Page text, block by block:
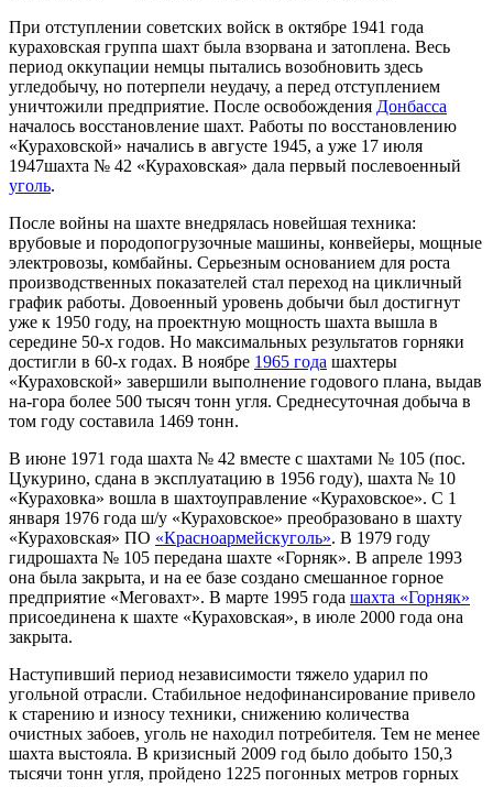
При отступлении советских войск в октябре 1941 года
кураховская группа шахт была взорвана и затоплена. Весь
период оккупации немцы пытались возобновить здесь
угледобычу, но потерпели неудачу, а перед отступлением
уничтожили предприятие. После освобождения Донбасса
началось восстановление шахт. Работы по восстановлению
«Кураховской» начались в августе 1945, а уже 17 июля
1947шахта № 42 «Кураховская» дала первый послевоенный
уголь.
После войны на шахте внедрялась новейшая техника:
врубовые и породопогрузочные машины, конвейеры, мощные
электровозы, комбайны. Серьезным основанием для роста
производственных показателей стал переход на цикличный
график работы. Довоенный уровень добычи был достигнут
уже к 1950 году, на проектную мощность шахта вышла в
середине 50-х годов. Но максимальных результатов горняки
достигли в 60-х годах. В ноябре 1965 года шахтеры
«Кураховской» завершили выполнение годового плана, выдав
на-гора более 500 тысяч тонн угля. Среднесуточная добыча в
том году составила 1469 тонн.
В июне 1971 года шахта № 42 вместе с шахтами № 105 (пос.
Цукурино, сдана в эксплуатацию в 1956 году), шахта № 10
«Кураховка» вошла в шахтоуправление «Кураховское». С 1
января 1976 года ш/у «Кураховское» преобразовано в шахту
«Кураховская» ПО «Красноармейскуголь». В 1979 году
гидрошахта № 105 передана шахте «Горняк». В апреле 1993
она была закрыта, и на ее базе создано смешанное горное
предприятие «Меговахт». В марте 1995 года шахта «Горняк»
присоединена к шахте «Кураховская», в июле 2000 года она
закрыта.
Наступивший период независимости тяжело ударил по
угольной отрасли. Стабильное недофинансирование привело
к старению и износу техники, снижению количества
очистных забоев, уголь не находил потребителя. Тем не менее
шахта выстояла. В кризисный 2009 год было добыто 150,3
тысячи тонн угля, пройдено 1225 погонных метров горных